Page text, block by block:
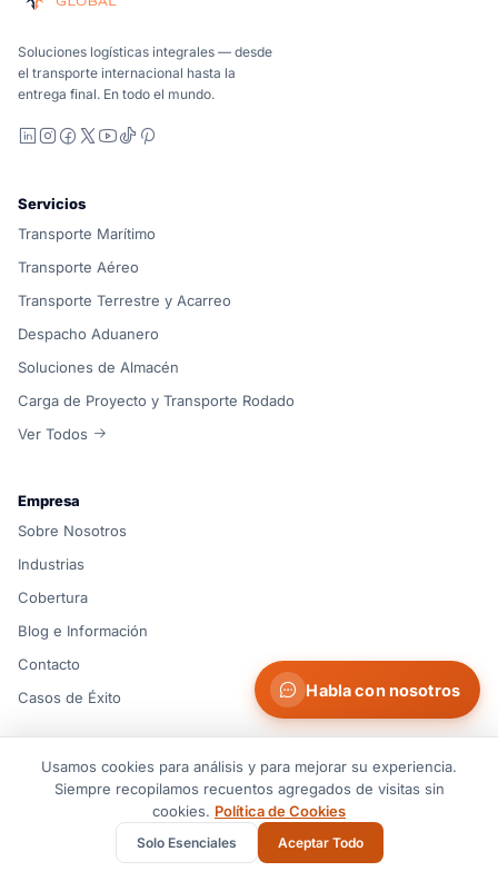
Marítimo, aéreo y terrestre, comparados de forma
Soluciones logísticas integrales — desde
el transporte internacional hasta la
entrega final. En todo el mundo.
LinkedIn
Instagram
Facebook
X YouTube
TikTok
Servicios
Transporte Marítimo
Transporte Aéreo
Transporte Terrestre y Acarreo
Despacho Aduanero
Soluciones de Almacén
Carga de Proyecto y Transporte Rodado
Ver Todos
Empresa
Sobre Nosotros
Industrias
Cobertura
Blog e Información
Contacto
Casos de Éxito
Recursos
Centro de Soporte
Preguntas Frecuentes
Documentos y Guías
Habla con nosotros
Usamos cookies para análisis y para mejorar su experiencia.
Siempre recopilamos recuentos agregados de visitas sin
cookies. Política de Cookies
Solo Esenciales Aceptar Todo